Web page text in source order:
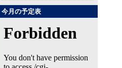
今月の予定表